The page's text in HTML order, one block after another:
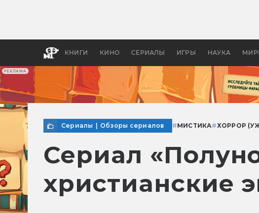
РЕКЛАМА
КНИГИ КИНО СЕРИАЛЫ ИГРЫ НАУКА
бы
Сериалы Обзоры сериалов #МИСТИКА#ХОРРОР
Сериал
христианские